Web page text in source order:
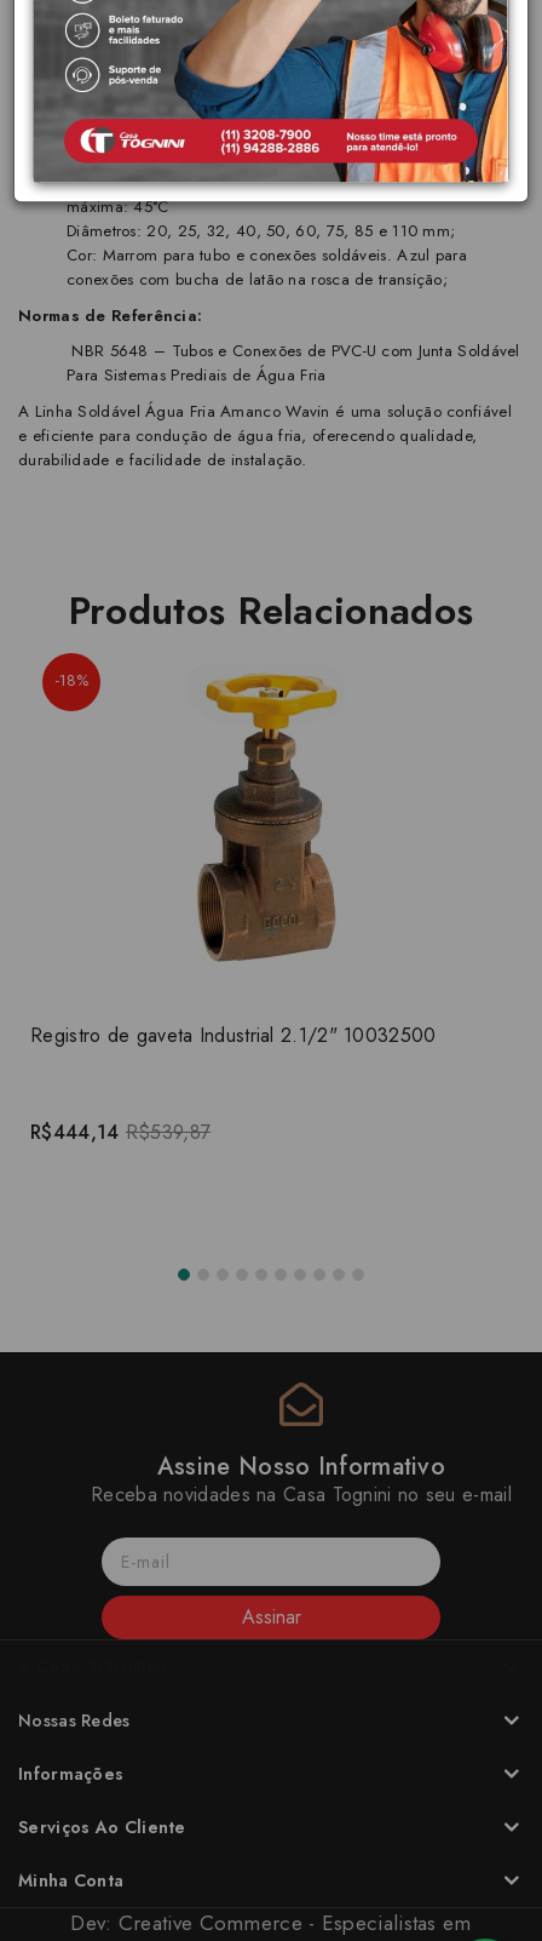
Material: PVC (Policloreto de Vinila), um material resistente à
corrosão e com longa vida útil.
Soldagem: As conexões são feitas por soldagem com
aplicação de adesivo PVC, garantindo uma união segura e
livre de vazamentos.
Pressão de Serviço: (20°C): 750 kPa, (7,5 kgf/cm² ou 75
m.c.a.) incluindo sobre pressão máxima de 250 kPa;
Temperatura: Temperatura nominal: 20°C, Temperatura
máxima: 45°C
Diâmetros: 20, 25, 32, 40, 50, 60, 75, 85 e 110 mm;
Cor: Marrom para tubo e conexões soldáveis. Azul para
conexões com bucha de latão na rosca de transição;
Normas de Referência:
NBR 5648 – Tubos e Conexões de PVC-U com Junta Soldável
Para Sistemas Prediais de Água Fria
A Linha Soldável Água Fria Amanco Wavin é uma solução confiável
e eficiente para condução de água fria, oferecendo qualidade,
durabilidade e facilidade de instalação.
Produtos Relacionados
-18%
Registro de gaveta Industrial 2.1/2" 10032500
R$444,14 R$539,87
Assine Nosso Informativo
Receba novidades na Casa Tognini no seu e-mail
Assinar
Nossas Redes
Informações
Serviços Ao Cliente
Minha Conta
Dev: Creative Commerce - Especialistas em